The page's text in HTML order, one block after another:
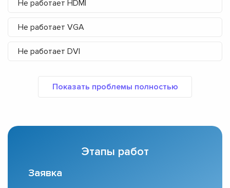
Не работает HDMI
Не работает VGA
Не работает DVI
Этапы работ
Заявка